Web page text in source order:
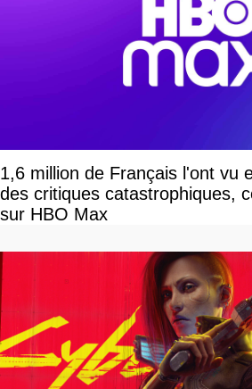
1,6 million de Français l'ont vu
des critiques catastrophiques,
sur HBO Max